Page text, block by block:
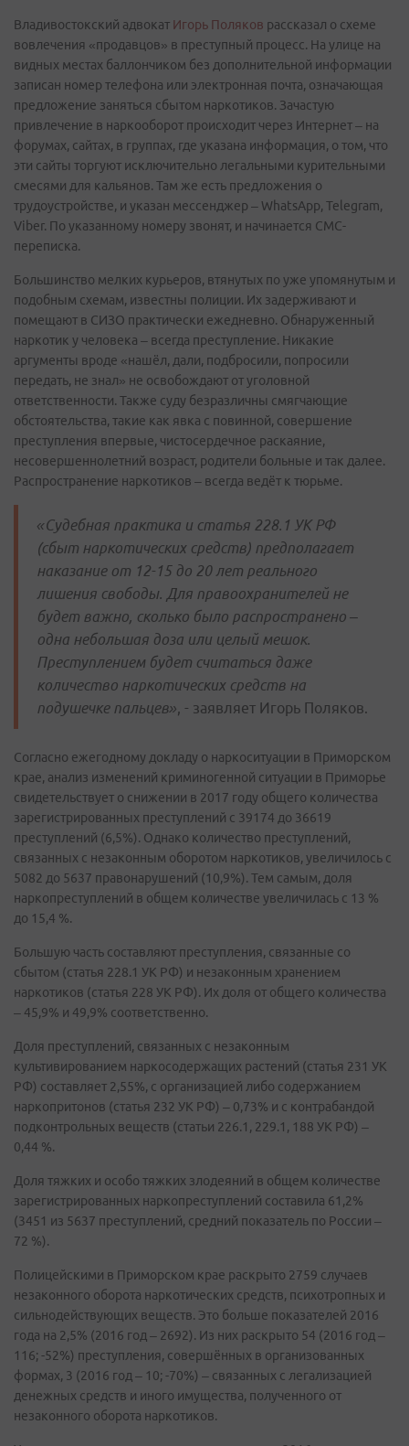
Владивостокский адвокат Игорь Поляков рассказал о схеме
вовлечения «продавцов» в преступный процесс. На улице на
видных местах баллончиком без дополнительной информации
записан номер телефона или электронная почта, означающая
предложение заняться сбытом наркотиков. Зачастую
привлечение в наркооборот происходит через Интернет – на
форумах, сайтах, в группах, где указана информация, о том, что
эти сайты торгуют исключительно легальными курительными
смесями для кальянов. Там же есть предложения о
трудоустройстве, и указан мессенджер – WhatsApp, Telegram,
Viber. По указанному номеру звонят, и начинается СМС-
переписка.
Большинство мелких курьеров, втянутых по уже упомянутым и
подобным схемам, известны полиции. Их задерживают и
помещают в СИЗО практически ежедневно. Обнаруженный
наркотик у человека – всегда преступление. Никакие
аргументы вроде «нашёл, дали, подбросили, попросили
передать, не знал» не освобождают от уголовной
ответственности. Также суду безразличны смягчающие
обстоятельства, такие как явка с повинной, совершение
преступления впервые, чистосердечное раскаяние,
несовершеннолетний возраст, родители больные и так далее.
Распространение наркотиков – всегда ведёт к тюрьме.
«Судебная практика и статья 228.1 УК РФ
(сбыт наркотических средств) предполагает
наказание от 12-15 до 20 лет реального
лишения свободы. Для правоохранителей не
будет важно, сколько было распространено –
одна небольшая доза или целый мешок.
Преступлением будет считаться даже
количество наркотических средств на
подушечке пальцев», - заявляет Игорь Поляков.
Согласно ежегодному докладу о наркоситуации в Приморском
крае, анализ изменений криминогенной ситуации в Приморье
свидетельствует о снижении в 2017 году общего количества
зарегистрированных преступлений с 39174 до 36619
преступлений (6,5%). Однако количество преступлений,
связанных с незаконным оборотом наркотиков, увеличилось с
5082 до 5637 правонарушений (10,9%). Тем самым, доля
наркопреступлений в общем количестве увеличилась с 13 %
до 15,4 %.
Большую часть составляют преступления, связанные со
сбытом (статья 228.1 УК РФ) и незаконным хранением
наркотиков (статья 228 УК РФ). Их доля от общего количества
– 45,9% и 49,9% соответственно.
Доля преступлений, связанных с незаконным
культивированием наркосодержащих растений (статья 231 УК
РФ) составляет 2,55%, с организацией либо содержанием
наркопритонов (статья 232 УК РФ) – 0,73% и с контрабандой
подконтрольных веществ (статьи 226.1, 229.1, 188 УК РФ) –
0,44 %.
Доля тяжких и особо тяжких злодеяний в общем количестве
зарегистрированных наркопреступлений составила 61,2%
(3451 из 5637 преступлений, средний показатель по России –
72 %).
Полицейскими в Приморском крае раскрыто 2759 случаев
незаконного оборота наркотических средств, психотропных и
сильнодействующих веществ. Это больше показателей 2016
года на 2,5% (2016 год – 2692). Из них раскрыто 54 (2016 год –
116; -52%) преступления, совершённых в организованных
формах, 3 (2016 год – 10; -70%) – связанных с легализацией
денежных средств и иного имущества, полученного от
незаконного оборота наркотиков.